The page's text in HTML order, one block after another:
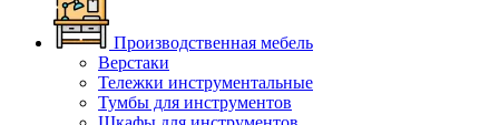
Производственная мебель
Верстаки
Тележки инструментальные
Тумбы для инструментов